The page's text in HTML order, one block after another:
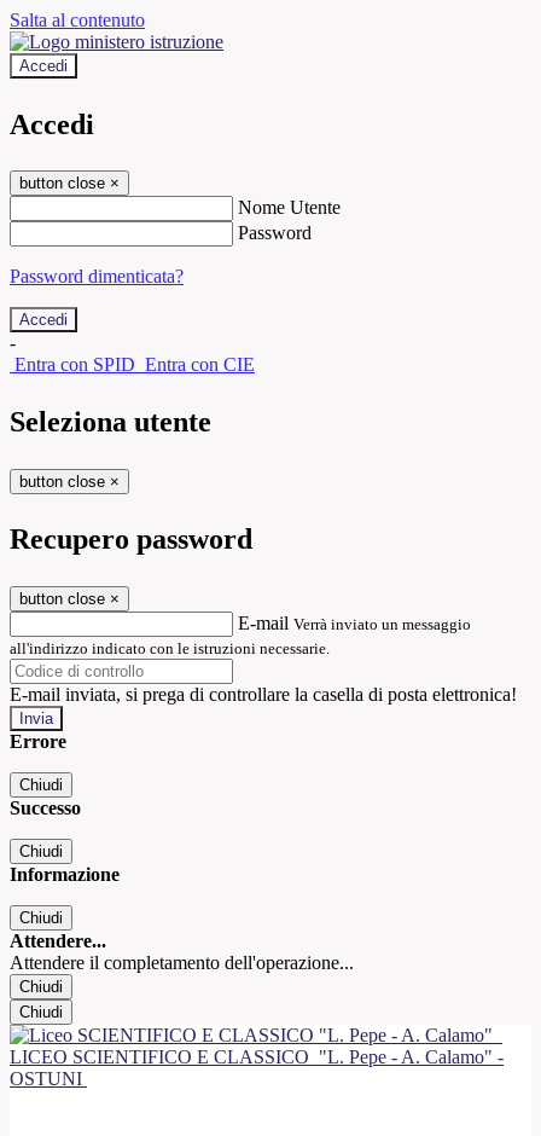
Salta al contenuto
Accedi
Accedi
button close ×
Nome Utente
Password
Password dimenticata?
-
Entra con SPID Entra con CIE
Seleziona utente
button close ×
Recupero password
button close ×
E-mail Verrà inviato un messaggio
all'indirizzo indicato con le istruzioni necessarie.
E-mail inviata, si prega di controllare la casella di posta elettronica!
Errore
Chiudi
Successo
Chiudi
Informazione
Chiudi
Attendere...
Attendere il completamento dell'operazione...
Chiudi
Chiudi
LICEO SCIENTIFICO E CLASSICO "L. Pepe - A. Calamo" -
OSTUNI